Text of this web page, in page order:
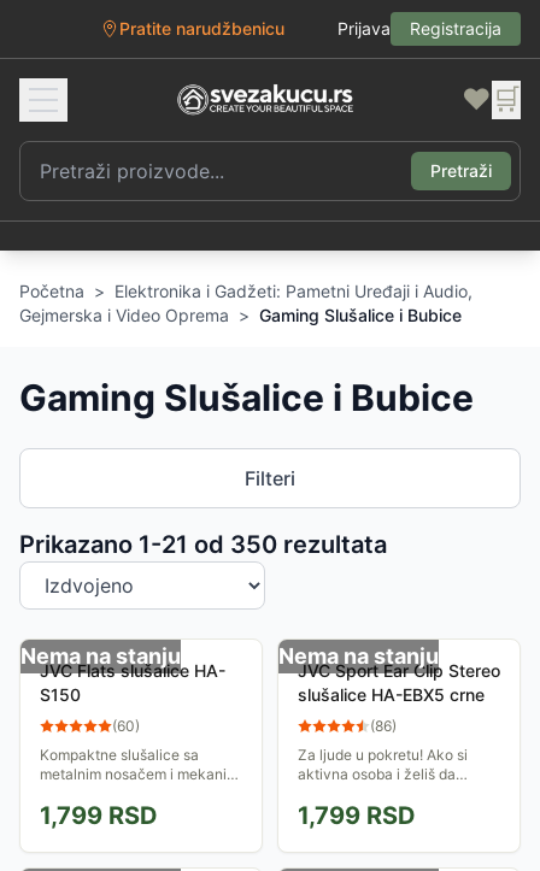
Pratite narudžbenicu Prijava Registracija
❤️ 🛒
Pretraži
Početna > Elektronika i Gadžeti: Pametni Uređaji i Audio,
Gejmerska i Video Oprema > Gaming Slušalice i Bubice
Gaming Slušalice i Bubice
Filteri
Prikazano 1-21 od 350 rezultata
Sortiranje proizvoda
Nema na stanju
JVC Flats slušalice HA-
S150
(60)
Kompaktne slušalice sa
metalnim nosačem i mekanim
kristalno čist zvuk i dobro
izoluju spoljnu buku. Imaju
pozlaćeni...
1,799 RSD
Nema na stanju
JVC Sport Ear Clip Stereo
slušalice HA-EBX5 crne
(86)
Za ljude u pokretu! Ako si
aktivna osoba i želiš da
i pri bavljenju sportom, ovo
specijalno dizajnirane
slušalice su...
1,799 RSD